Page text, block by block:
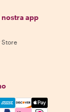
nostra app
Store
Visa, Amex,